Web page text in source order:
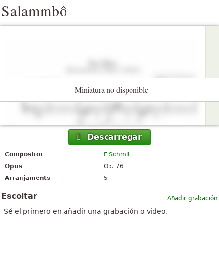
Salammbô
Miniatura no disponible
Descarregar
Compositor
F Schmitt
Opus
Op. 76
Arranjaments
5
Añadir grabación
Escoltar
Sé el primero en añadir una grabación o video.